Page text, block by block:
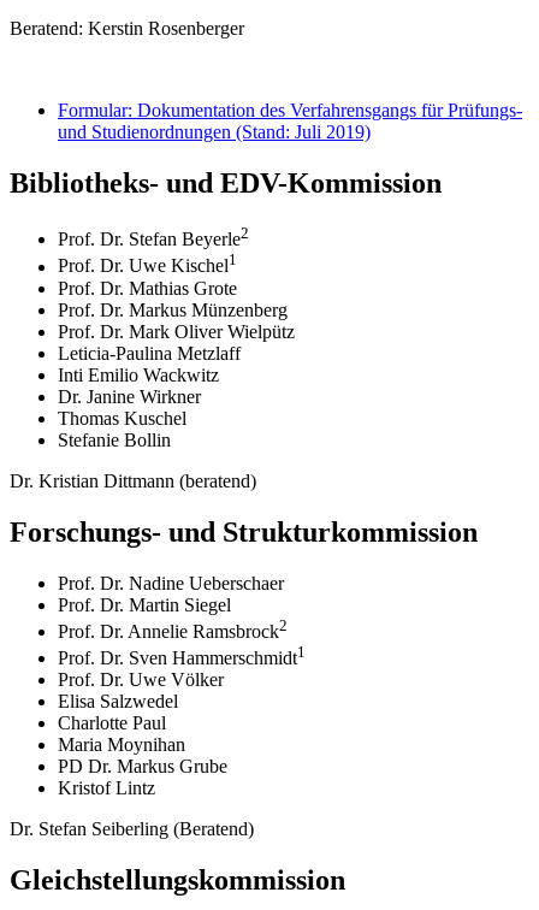
Beratend: Kerstin Rosenberger
Formular: Dokumentation des Verfahrensgangs für Prüfungs-
und Studienordnungen (Stand: Juli 2019)
Bibliotheks- und EDV-Kommission
Prof. Dr. Stefan Beyerle2
Prof. Dr. Uwe Kischel1
Prof. Dr. Mathias Grote
Prof. Dr. Markus Münzenberg
Prof. Dr. Mark Oliver Wielpütz
Leticia-Paulina Metzlaff
Inti Emilio Wackwitz
Dr. Janine Wirkner
Thomas Kuschel
Stefanie Bollin
Dr. Kristian Dittmann (beratend)
Forschungs- und Strukturkommission
Prof. Dr. Nadine Ueberschaer
Prof. Dr. Martin Siegel
Prof. Dr. Annelie Ramsbrock2
Prof. Dr. Sven Hammerschmidt1
Prof. Dr. Uwe Völker
Elisa Salzwedel
Charlotte Paul
Maria Moynihan
PD Dr. Markus Grube
Kristof Lintz
Dr. Stefan Seiberling (Beratend)
Gleichstellungskommission